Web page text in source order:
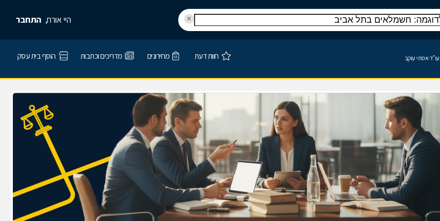
היי אורח, התחבר
עו"ד אסתי עוקב חוות דעת מחירונים מדריכים וכתבות הוסף בית עסק